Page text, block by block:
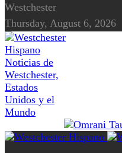
Westchester
Thursday, August 6, 2026
Noticias de
Westchester,
Estados
Unidos y el
Mundo